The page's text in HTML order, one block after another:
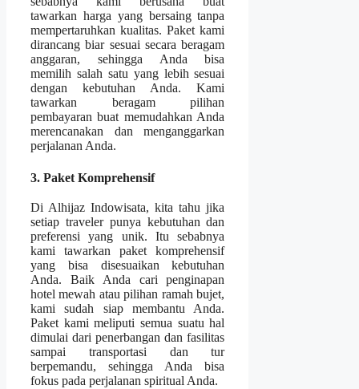
tawarkan harga yang bersaing tanpa
mempertaruhkan kualitas. Paket kami
dirancang biar sesuai secara beragam
anggaran, sehingga Anda bisa
memilih salah satu yang lebih sesuai
dengan kebutuhan Anda. Kami
tawarkan beragam pilihan
pembayaran buat memudahkan Anda
merencanakan dan menganggarkan
perjalanan Anda.
3. Paket Komprehensif
Di Alhijaz Indowisata, kita tahu jika
setiap traveler punya kebutuhan dan
preferensi yang unik. Itu sebabnya
kami tawarkan paket komprehensif
yang bisa disesuaikan kebutuhan
Anda. Baik Anda cari penginapan
hotel mewah atau pilihan ramah bujet,
kami sudah siap membantu Anda.
Paket kami meliputi semua suatu hal
dimulai dari penerbangan dan fasilitas
sampai transportasi dan tur
berpemandu, sehingga Anda bisa
fokus pada perjalanan spiritual Anda.